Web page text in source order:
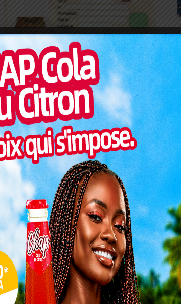
aux équipes mobiles
d’équipes mobiles dans chaque
les citoyens dans les villages et
dans des délais réduits.
Baguida renforce ses liens avec